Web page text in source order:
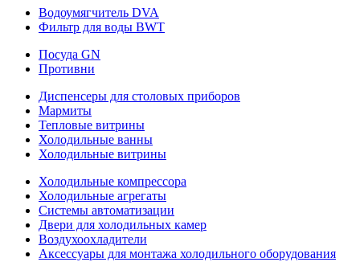
Водоумягчитель DVA
Фильтр для воды BWT
Посуда GN
Противни
Диспенсеры для столовых приборов
Мармиты
Тепловые витрины
Холодильные ванны
Холодильные витрины
Холодильные компрессора
Холодильные агрегаты
Системы автоматизации
Двери для холодильных камер
Воздухоохладители
Аксессуары для монтажа холодильного оборудования